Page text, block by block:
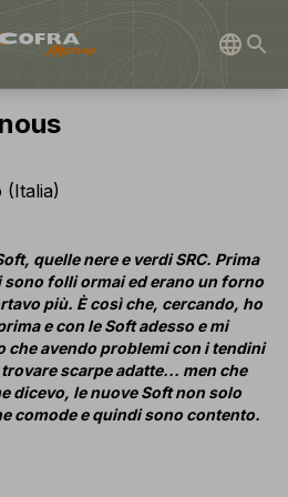
(Italia)
quelle nere e verdi SRC. Prima
folli ormai ed erano un forno
più. È così che, cercando, ho
e con le Soft adesso e mi
che avendo problemi con i tendini
scarpe adatte... men che
dicevo, le nuove Soft non solo
comode e quindi sono contento.